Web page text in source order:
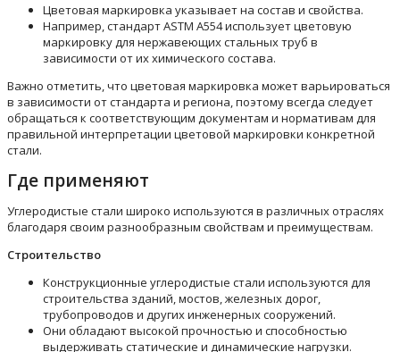
Цветовая маркировка указывает на состав и свойства.
Например, стандарт ASTM A554 использует цветовую
маркировку для нержавеющих стальных труб в
зависимости от их химического состава.
Важно отметить, что цветовая маркировка может варьироваться
в зависимости от стандарта и региона, поэтому всегда следует
обращаться к соответствующим документам и нормативам для
правильной интерпретации цветовой маркировки конкретной
стали.
Где применяют
Углеродистые стали широко используются в различных отраслях
благодаря своим разнообразным свойствам и преимуществам.
Строительство
Конструкционные углеродистые стали используются для
строительства зданий, мостов, железных дорог,
трубопроводов и других инженерных сооружений.
Они обладают высокой прочностью и способностью
выдерживать статические и динамические нагрузки.